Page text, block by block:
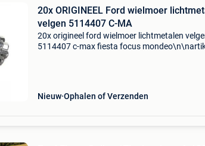
20x ORIGINEEL Ford wielmoer
velgen 5114407 C-MA
20x origineel ford wielmoer lichtmetalen
5114407 c-max fiesta focus
Nieuw Ophalen of Verzenden